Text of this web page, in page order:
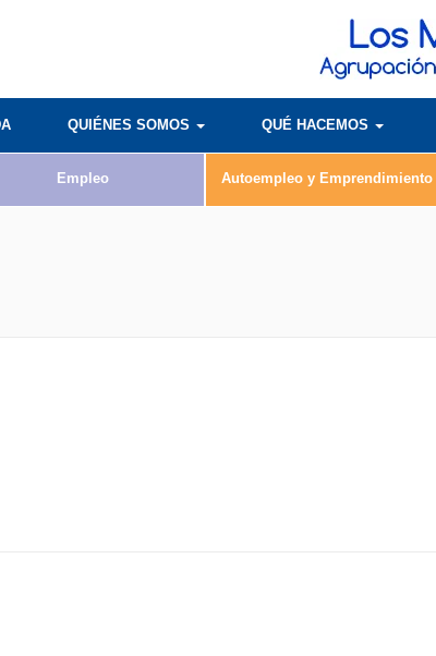
QUIÉNES SOMOS QUÉ HACEMOS
Empleo Autoempleo y Emprendimiento